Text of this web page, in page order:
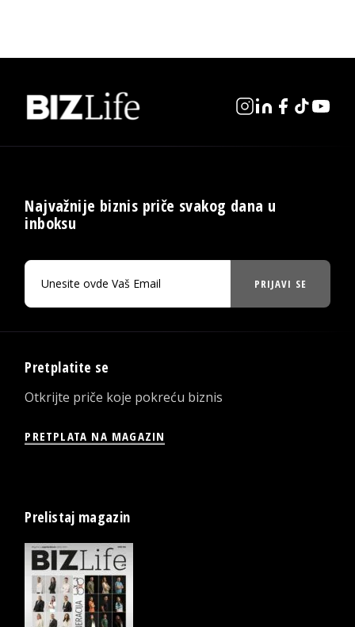
Najvažnije biznis priče svakog dana u
inboksu
PRIJAVI SE
Pretplatite se
Otkrijte priče koje pokreću biznis
PRETPLATA NA MAGAZIN
Prelistaj magazin